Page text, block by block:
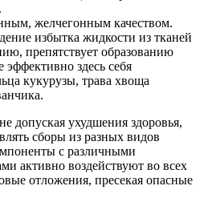
желчегонным качеством.
избытка жидкости из тканей
препятствует образованию
эффективно здесь себя
кукурузы, трава хвоща
допуская ухудшения здоровья,
сборы из разных видов
с различными
активно воздействуют во всех
отложения, пресекая опасные